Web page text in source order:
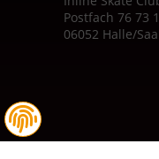
Postfach 76 73
06052 Halle/